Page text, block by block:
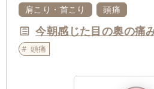
肩こり・首こり 頭痛
今朝感じた目の奧の痛
頭痛